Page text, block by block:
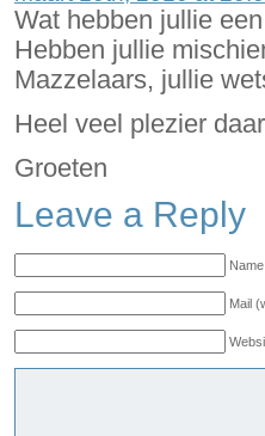
Wat hebben jullie
Hebben jullie
Mazzelaars, jullie
Heel veel plezier
Groeten
Leave a Reply
Mail